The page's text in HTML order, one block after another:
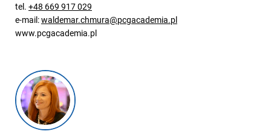
tel. +48 669 917 029
e-mail:waldemar.chmura@pcgacademia.pl
www.pcgacademia.pl